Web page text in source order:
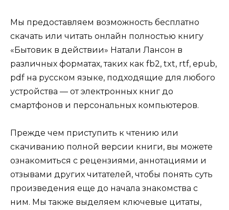
Мы предоставляем возможность бесплатно
скачать или читать онлайн полностью книгу
«Бытовик в действии» Натали Лансон в
различных форматах, таких как fb2, txt, rtf, epub,
pdf на русском языке, подходящие для любого
устройства — от электронных книг до
смартфонов и персональных компьютеров.
Прежде чем приступить к чтению или
скачиванию полной версии книги, вы можете
ознакомиться с рецензиями, аннотациями и
отзывами других читателей, чтобы понять суть
произведения еще до начала знакомства с
ним. Мы также выделяем ключевые цитаты,